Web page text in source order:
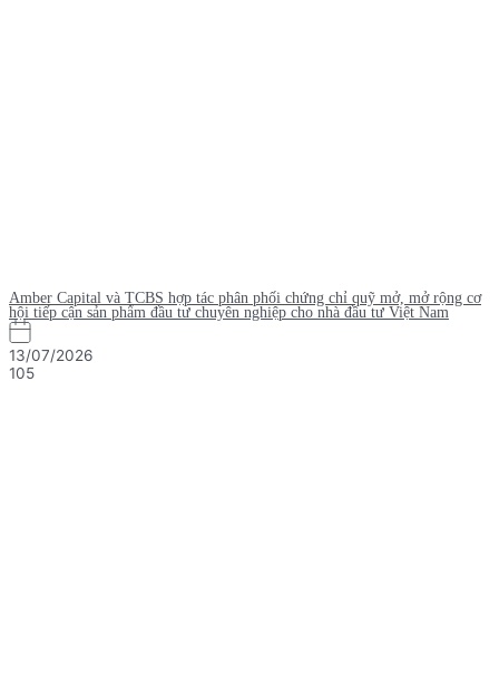
Amber Capital và TCBS hợp tác phân phối chứng chỉ quỹ mở, mở rộng cơ
hội tiếp cận sản phẩm đầu tư chuyên nghiệp cho nhà đầu tư Việt Nam
13/07/2026
105